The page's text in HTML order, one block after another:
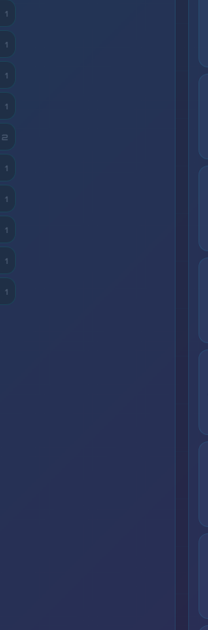
1
1
1
1
2
1
1
1
1
1